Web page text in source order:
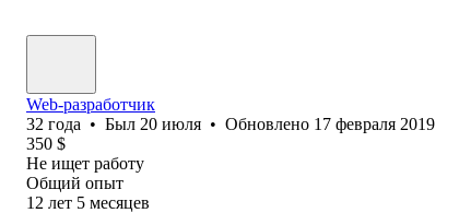
Web-разработчик
32 года • Был 20 июля • Обновлено 17 февраля 2019
350 $
Не ищет работу
Общий опыт
12 лет 5 месяцев